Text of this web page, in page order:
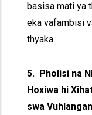
basisa mati ya
eka vafambisi
thyaka.
5. Pholisi na
Hoxiwa hi
swa